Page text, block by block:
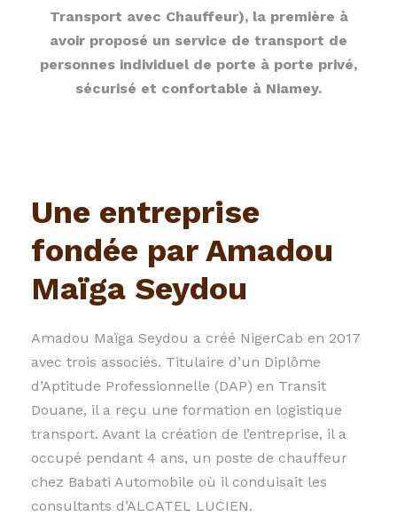
Transport avec Chauffeur), la première à
avoir proposé un service de transport de
personnes individuel de porte à porte privé,
sécurisé et confortable à Niamey.
Une entreprise
fondée par Amadou
Maïga Seydou
Amadou Maïga Seydou a créé NigerCab en 2017
avec trois associés. Titulaire d’un Diplôme
d’Aptitude Professionnelle (DAP) en Transit
Douane, il a reçu une formation en logistique
transport. Avant la création de l’entreprise, il a
occupé pendant 4 ans, un poste de chauffeur
chez Babati Automobile où il conduisait les
consultants d’ALCATEL LUCIEN.